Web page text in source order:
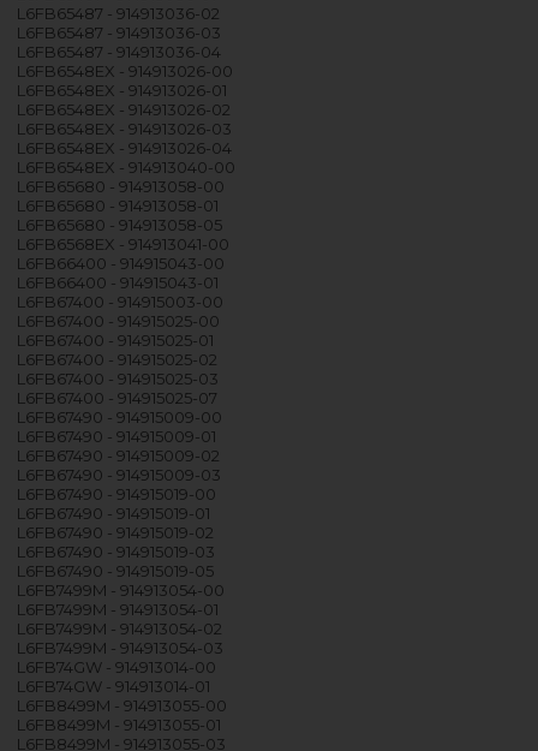
L6FB65487 - 914913036-02
L6FB65487 - 914913036-03
L6FB65487 - 914913036-04
L6FB6548EX - 914913026-00
L6FB6548EX - 914913026-01
L6FB6548EX - 914913026-02
L6FB6548EX - 914913026-03
L6FB6548EX - 914913026-04
L6FB6548EX - 914913040-00
L6FB65680 - 914913058-00
L6FB65680 - 914913058-01
L6FB65680 - 914913058-05
L6FB6568EX - 914913041-00
L6FB66400 - 914915043-00
L6FB66400 - 914915043-01
L6FB67400 - 914915003-00
L6FB67400 - 914915025-00
L6FB67400 - 914915025-01
L6FB67400 - 914915025-02
L6FB67400 - 914915025-03
L6FB67400 - 914915025-07
L6FB67490 - 914915009-00
L6FB67490 - 914915009-01
L6FB67490 - 914915009-02
L6FB67490 - 914915009-03
L6FB67490 - 914915019-00
L6FB67490 - 914915019-01
L6FB67490 - 914915019-02
L6FB67490 - 914915019-03
L6FB67490 - 914915019-05
L6FB7499M - 914913054-00
L6FB7499M - 914913054-01
L6FB7499M - 914913054-02
L6FB7499M - 914913054-03
L6FB74GW - 914913014-00
L6FB74GW - 914913014-01
L6FB8499M - 914913055-00
L6FB8499M - 914913055-01
L6FB8499M - 914913055-03